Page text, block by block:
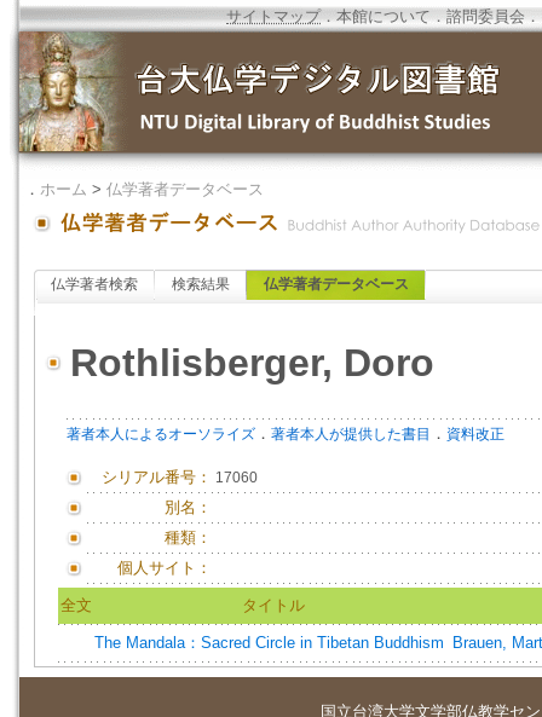
サイトマップ．本館について ．諮問委員会 ．
． ホーム > 仏学著者データベース
仏学著者検索 検索結果 仏学著者データベース
Rothlisberger, Doro
著者本人によるオーソライズ ． 著者本人が提供した書目 ． 資料改正
シリアル番号： 17060
別名：
種類：
個人サイト：
全文 タイトル
The Mandala：Sacred Circle in Tibetan Buddhism Brauen,
国立台湾大学文学部仏教学セ